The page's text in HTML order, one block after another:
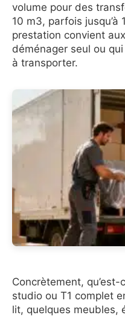
volume pour des
10 m3, parfois jusqu’à
prestation convient
déménager seul ou
à transporter.
Concrètement,
studio ou T1 complet
lit, quelques meubles,